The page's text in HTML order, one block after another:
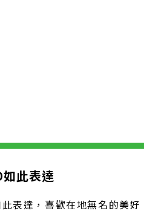
如此表達
此表達，喜歡在地無名的美